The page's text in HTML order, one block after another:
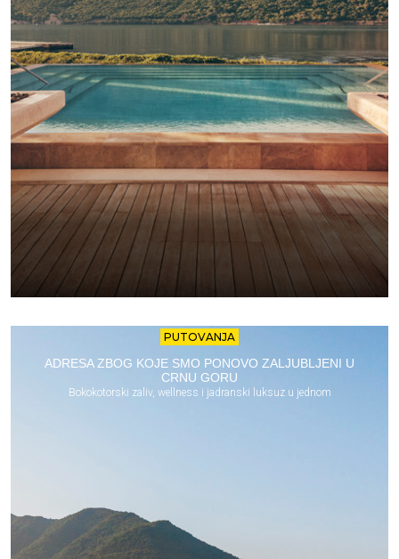
PUTOVANJA
ADRESA ZBOG KOJE SMO PONOVO ZALJUBLJENI U
CRNU GORU
Bokokotorski zaliv, wellness i jadranski luksuz u jednom